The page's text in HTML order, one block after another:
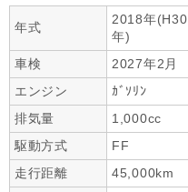
年式
2018年(H30
年)
車検 2027年2月
エンジン
ｶﾞｿﾘﾝ
排気量
1,000cc
駆動方式
FF
走行距離
45,000km